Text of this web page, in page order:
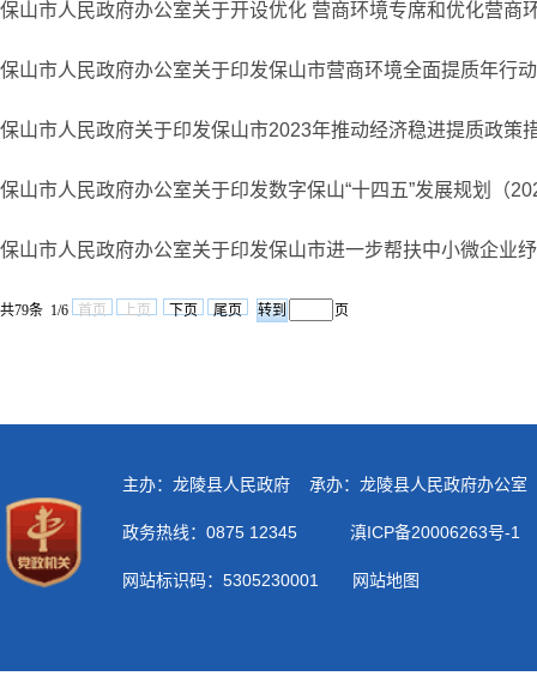
保山市人民政府办公室关于开设优化 营商环境专席和优化营商
保山市人民政府办公室关于印发保山市营商环境全面提质年行
保山市人民政府关于印发保山市2023年推动经济稳进提质政策
保山市人民政府办公室关于印发数字保山“十四五”发展规划（
保山市人民政府办公室关于印发保山市进一步帮扶中小微企业
共79条 1/6 首页 上页 下页 尾页 页